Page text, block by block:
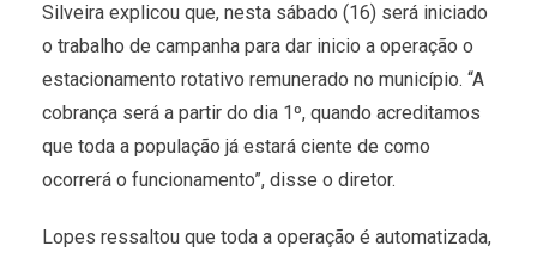
Silveira explicou que, nesta sábado (16) será iniciado
o trabalho de campanha para dar inicio a operação o
estacionamento rotativo remunerado no município. “A
cobrança será a partir do dia 1º, quando acreditamos
que toda a população já estará ciente de como
ocorrerá o funcionamento”, disse o diretor.
Lopes ressaltou que toda a operação é automatizada,